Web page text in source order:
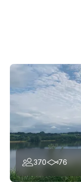
370 76